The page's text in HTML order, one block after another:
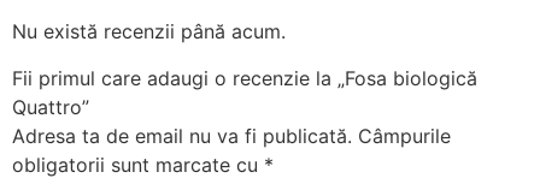
Nu există recenzii până acum.
Fii primul care adaugi o recenzie la „Fosa biologică
Quattro”
Adresa ta de email nu va fi publicată. Câmpurile
obligatorii sunt marcate cu *